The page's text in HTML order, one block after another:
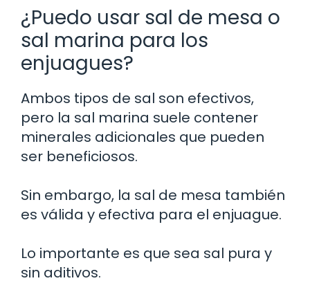
¿Puedo usar sal de mesa o
sal marina para los
enjuagues?
Ambos tipos de sal son efectivos,
pero la sal marina suele contener
minerales adicionales que pueden
ser beneficiosos.
Sin embargo, la sal de mesa también
es válida y efectiva para el enjuague.
Lo importante es que sea sal pura y
sin aditivos.